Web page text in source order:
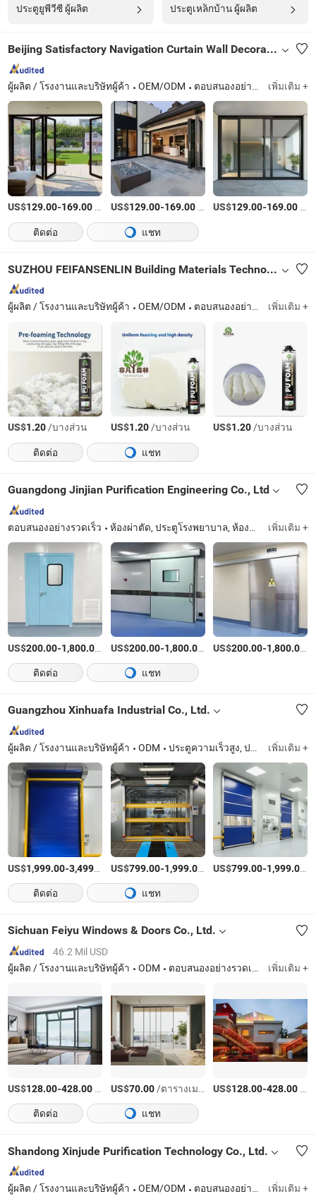
ประตูยูพีวีซี ผู้ผลิต ประตูเหล็กบ้าน ผู้ผลิต
Beijing Satisfactory Navigation Curtain Wall Decoration Engineering Co., Ltd.
ผู้ผลิต / โรงงานและบริษัทผู้ค้า OEM/ODM ตอบสนองอย่างรวดเร็ว เพิ่มเติม +
US$129.00-169.00 US$129.00-169.00/ตารางเมตร US$129.00-169.00
ติดต่อ
แชท
SUZHOU FEIFANSENLIN Building Materials Technology Co., Ltd
ผู้ผลิต / โรงงานและบริษัทผู้ค้า OEM/ODM ตอบสนองอย่างรวดเร็ว เพิ่มเติม +
US$1.20/บางส่วน US$1.20/บางส่วน US$1.20/บางส่วน
ติดต่อ
แชท
Guangdong Jinjian Purification Engineering Co., Ltd
ตอบสนองอย่างรวดเร็ว ห้องผ่าตัด, ประตูโรงพยาบาล, ห้องสะอาด, แผ่นแซนด์วิช, แผ่นห้องสะอาด, ห้องอากาศ, กล่องส่งผ่าน เพิ่มเติม +
US$200.00-1,800.00 /บางส่วน
US$200.00-1,800.00 /บางส่วน
US$200.00-1,800.00 /
ติดต่อ
แชท
Guangzhou Xinhuafa Industrial Co., Ltd.
ผู้ผลิต / โรงงานและบริษัทผู้ค้า ODM ประตูความเร็วสูง, ประตูปิดสนิทความเร็วสูง, ประตูซิปประเภทความเร็วสูง, ประตูความเร็วสูงสำหรับเก็บความเย็น, ประตูยกแบบแบ่งส่วน เพิ่มเติม +
US$1,999.00-3,499.00 /บางส่วน
US$799.00-1,999.00 /PCUS$799.00-1,999.00 /
ติดต่อ
แชท
Sichuan Feiyu Windows & Doors Co., Ltd.
46.2 Mil USD
ผู้ผลิต / โรงงานและบริษัทผู้ค้า
ODM ตอบสนองอย่างรวดเร็ว เพิ่มเติม +
US$128.00-428.00 US$70.00/ตารางเมตร US$128.00-428.00
ติดต่อ
แชท
Shandong Xinjude Purification Technology Co., Ltd.
ผู้ผลิต / โรงงานและบริษัทผู้ค้า OEM/ODM ตอบสนองอย่างรวดเร็ว เพิ่มเติม +